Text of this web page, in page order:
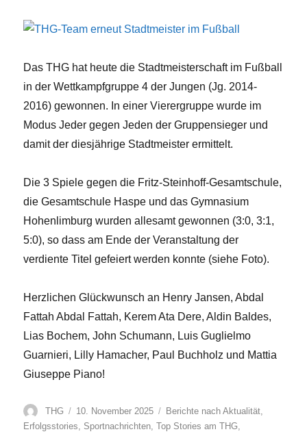
„Schule
Rassismus,
mit
Courage“
Das THG hat heute die Stadtmeisterschaft im Fußball
in der Wettkampfgruppe 4 der Jungen (Jg. 2014-
2016) gewonnen. In einer Vierergruppe wurde im
Modus Jeder gegen Jeden der Gruppensieger und
damit der diesjährige Stadtmeister ermittelt.
Die 3 Spiele gegen die Fritz-Steinhoff-Gesamtschule,
die Gesamtschule Haspe und das Gymnasium
Hohenlimburg wurden allesamt gewonnen (3:0, 3:1,
5:0), so dass am Ende der Veranstaltung der
verdiente Titel gefeiert werden konnte (siehe Foto).
Herzlichen Glückwunsch an Henry Jansen, Abdal
Fattah Abdal Fattah, Kerem Ata Dere, Aldin Baldes,
Lias Bochem, John Schumann, Luis Guglielmo
Guarnieri, Lilly Hamacher, Paul Buchholz und Mattia
Giuseppe Piano!
Autor
THG
Veröffentlicht
am
10. November 2025 Kategorien
Berichte nach Aktualität
Erfolgsstories, Sportnachrichten,Top Stories am THG,